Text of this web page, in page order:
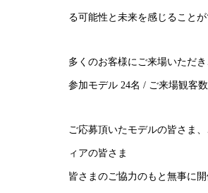
る可能性と未来を感じることが
多くのお客様にご来場いただ
参加モデル 24名 / ご来場観客
ご応募頂いたモデルの皆さま
ィアの皆さま
皆さまのご協力のもと無事に